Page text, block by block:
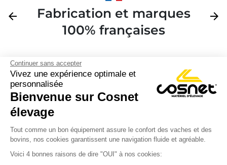
Continuer sans accepter
Vivez une expérience optimale et
personnalisée
Bienvenue sur Cosnet
élevage
Tout comme un bon équipement assure le confort des vaches et des
bovins, nos cookies garantissent une navigation fluide et agréable.
Voici 4 bonnes raisons de dire "OUI" à nos cookies:
Précédent
arrow_back
Fabrication et marques
100% françaises
arrow_forward